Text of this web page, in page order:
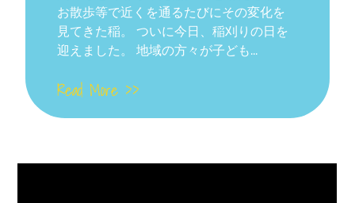
お散歩等で近くを通るたびにその変化を
見てきた稲。 ついに今日、稲刈りの日を
迎えました。 地域の方々が子ども...
Read More >>